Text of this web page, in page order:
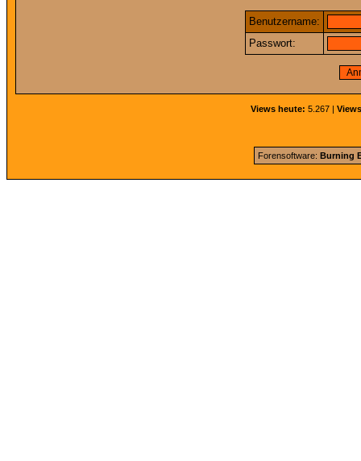
Benutzername:
Passwort:
Views heute: 5.267 |
Forensoftware: Burning